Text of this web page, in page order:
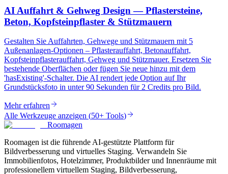
AI Auffahrt & Gehweg Design — Pflastersteine,
Beton, Kopfsteinpflaster & Stützmauern
Gestalten Sie Auffahrten, Gehwege und Stützmauern mit 5
Außenanlagen-Optionen – Pflasterauffahrt, Betonauffahrt,
Kopfsteinpflasterauffahrt, Gehweg und Stützmauer. Ersetzen Sie
bestehende Oberflächen oder fügen Sie neue hinzu mit dem
'hasExisting'-Schalter. Die AI rendert jede Option auf Ihr
Grundstücksfoto in unter 90 Sekunden für 2 Credits pro Bild.
Mehr erfahren
Alle Werkzeuge anzeigen (50+ Tools)
Roomagen
Roomagen ist die führende AI-gestützte Plattform für
Bildverbesserung und virtuelles Staging. Verwandeln Sie
Immobilienfotos, Hotelzimmer, Produktbilder und Innenräume mit
professionellem virtuellem Staging, Bildverbesserung,